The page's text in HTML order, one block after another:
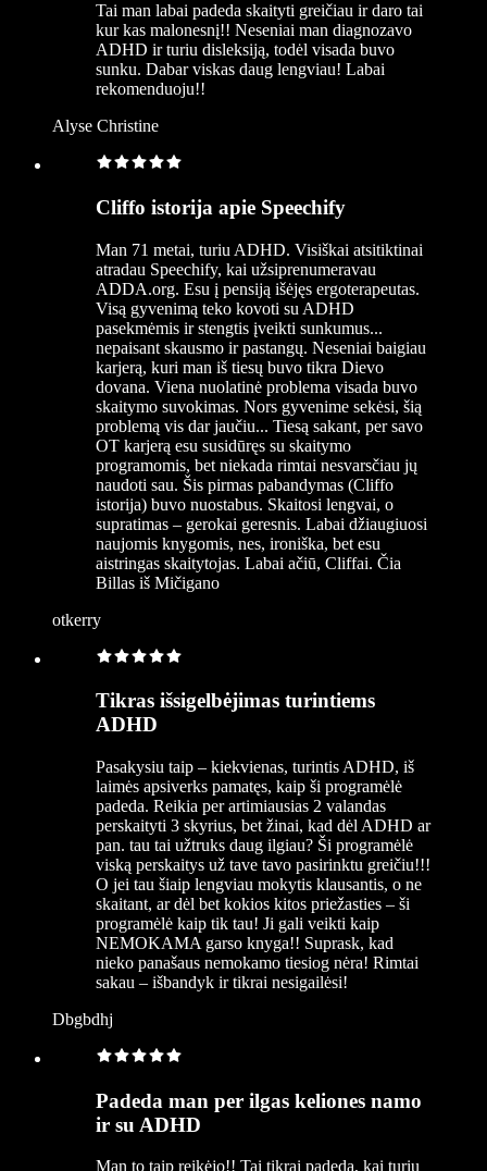
Tai man labai padeda skaityti greičiau ir daro tai
kur kas malonesnį!! Neseniai man diagnozavo
ADHD ir turiu disleksiją, todėl visada buvo
sunku. Dabar viskas daug lengviau! Labai
rekomenduoju!!
Alyse Christine
Cliffo istorija apie Speechify
Man 71 metai, turiu ADHD. Visiškai atsitiktinai
atradau Speechify, kai užsiprenumeravau
ADDA.org. Esu į pensiją išėjęs ergoterapeutas.
Visą gyvenimą teko kovoti su ADHD
pasekmėmis ir stengtis įveikti sunkumus...
nepaisant skausmo ir pastangų. Neseniai baigiau
karjerą, kuri man iš tiesų buvo tikra Dievo
dovana. Viena nuolatinė problema visada buvo
skaitymo suvokimas. Nors gyvenime sekėsi, šią
problemą vis dar jaučiu... Tiesą sakant, per savo
OT karjerą esu susidūręs su skaitymo
programomis, bet niekada rimtai nesvarsčiau jų
naudoti sau. Šis pirmas pabandymas (Cliffo
istorija) buvo nuostabus. Skaitosi lengvai, o
supratimas – gerokai geresnis. Labai džiaugiuosi
naujomis knygomis, nes, ironiška, bet esu
aistringas skaitytojas. Labai ačiū, Cliffai. Čia
Billas iš Mičigano
otkerry
Tikras išsigelbėjimas turintiems
ADHD
Pasakysiu taip – kiekvienas, turintis ADHD, iš
laimės apsiverks pamatęs, kaip ši programėlė
padeda. Reikia per artimiausias 2 valandas
perskaityti 3 skyrius, bet žinai, kad dėl ADHD ar
pan. tau tai užtruks daug ilgiau? Ši programėlė
viską perskaitys už tave tavo pasirinktu greičiu!!!
O jei tau šiaip lengviau mokytis klausantis, o ne
skaitant, ar dėl bet kokios kitos priežasties – ši
programėlė kaip tik tau! Ji gali veikti kaip
NEMOKAMA garso knyga!! Suprask, kad
nieko panašaus nemokamo tiesiog nėra! Rimtai
sakau – išbandyk ir tikrai nesigailėsi!
Dbgbdhj
Padeda man per ilgas keliones namo
ir su ADHD
Man to taip reikėjo!! Tai tikrai padeda, kai turiu